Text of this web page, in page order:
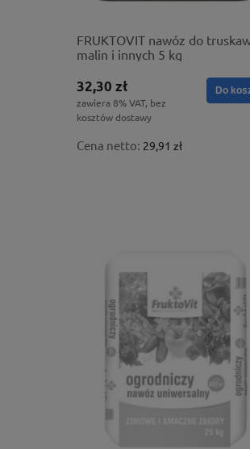
FRUKTOVIT nawóz do
malin i innych 5 kg
32,30 zł
zawiera 8% VAT, bez
kosztów dostawy
Cena netto: 29,91 zł
Do